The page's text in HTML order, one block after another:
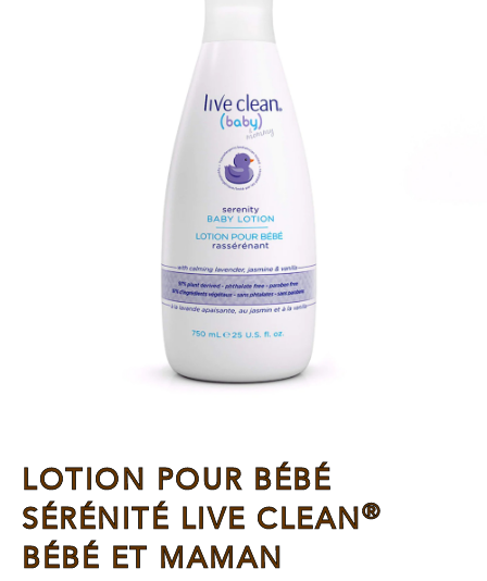
LOTION POUR BÉBÉ
SÉRÉNITÉ LIVE CLEAN®
BÉBÉ ET MAMAN